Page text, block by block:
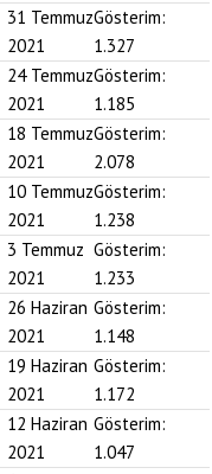
31 Temmuz
2021
Gösterim:
1.327
24 Temmuz
2021
Gösterim:
1.185
18 Temmuz
2021
Gösterim:
2.078
10 Temmuz
2021
Gösterim:
1.238
3 Temmuz
2021
Gösterim:
1.233
26 Haziran
2021
Gösterim:
1.148
19 Haziran
2021
Gösterim:
1.172
12 Haziran
2021
Gösterim:
1.047